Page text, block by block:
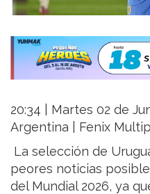
20:34 | Martes 02 de
Argentina | Fenix
La selección de
peores noticias
del Mundial 2026, ya